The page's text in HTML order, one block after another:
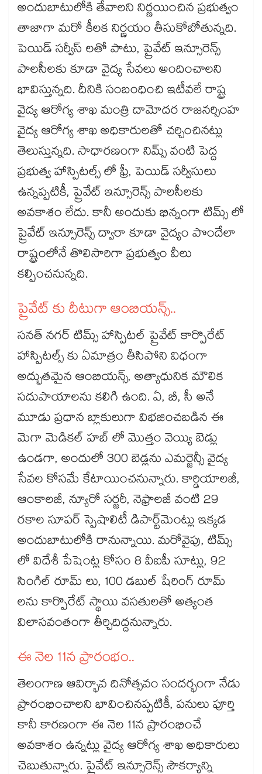
అందుబాటులోకి తేవాలని నిర్ణయించిన ప్రభుత్వం
తాజాగా మరో కీలక నిర్ణయం తీసుకోబోతున్నది.
పెయిడ్ సర్వీస్ లతో పాటు, ప్రైవేట్ ఇన్సూరెన్స్
పాలసీలకు కూడా వైద్య సేవలు అందించాలని
భావిస్తున్నది. దీనికి సంబంధించి ఇటీవలే రాష్ట్ర
వైద్య ఆరోగ్య శాఖ మంత్రి దామోదర రాజనర్సింహ
వైద్య ఆరోగ్య శాఖ అధికారులతో చర్చించినట్లు
తెలుస్తున్నది. సాధారణంగా నిమ్స్ వంటి పెద్ద
ప్రభుత్వ హాస్పిటల్స్ లో ఫ్రీ, పెయిడ్ సర్వీసులు
ఉన్నప్పటికీ, ప్రైవేట్ ఇన్సూరెన్స్ పాలసీలకు
అవకాశం లేదు. కానీ అందుకు భిన్నంగా టిమ్స్‌ లో
ప్రైవేట్ ఇన్సూరెన్స్ ద్వారా కూడా వైద్యం పొందేలా
రాష్ట్రంలోనే తొలిసారిగా ప్రభుత్వం వీలు
కల్పించనున్నది.
ప్రైవేట్ కు దీటుగా ఆంబియన్స్..
సనత్ నగర్ టిమ్స్ హాస్పిటల్ ప్రైవేట్ కార్పొరేట్
హాస్పిటల్స్ కు ఏమాత్రం తీసిపోని విధంగా
అద్భుతమైన ఆంబియన్స్, అత్యాధునిక మౌలిక
సదుపాయాలను కలిగి ఉంది. ఏ, బీ, సీ అనే
మూడు ప్రధాన బ్లాకులుగా విభజించబడిన ఈ
మెగా మెడికల్ హబ్‌ లో మొత్తం వెయ్యి బెడ్లు
ఉండగా, అందులో 300 బెడ్లను ఎమర్జెన్సీ వైద్య
సేవల కోసమే కేటాయించనున్నారు. కార్డియాలజీ,
ఆంకాలజీ, న్యూరో సర్జరీ, నెఫ్రాలజీ వంటి 29
రకాల సూపర్ స్పెషాలిటీ డిపార్ట్‌మెంట్లు ఇక్కడ
అందుబాటులోకి రానున్నాయి. మరోవైపు, టిమ్స్
లో విదేశీ పేషెంట్ల కోసం 8 వీఐపీ సూట్లు, 92
సింగిల్ రూమ్‌ లు, 100 డబుల్ షేరింగ్ రూమ్‌
లను కార్పొరేట్ స్థాయి వసతులతో అత్యంత
విలాసవంతంగా తీర్చిదిద్దనున్నారు.
ఈ నెల 11న ప్రారంభం..
తెలంగాణ ఆవిర్భావ దినోత్సవం సందర్భంగా నేడు
ప్రారంభించాలని భావించినప్పటికీ, పనులు పూర్తి
కానీ కారణంగా ఈ నెల 11న ప్రారంభించే
అవకాశం ఉన్నట్లు వైద్య ఆరోగ్య శాఖ అధికారులు
చెబుతున్నారు. ప్రైవేట్ ఇన్సూరెన్స్ సౌకర్యాన్ని